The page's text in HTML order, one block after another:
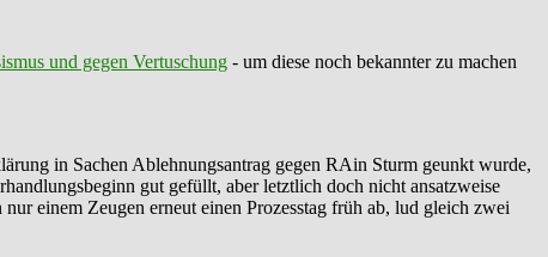
und gegen Vertuschung - um diese noch bekannter zu machen
in Sachen Ablehnungsantrag gegen RAin Sturm geunkt wurde,
gut gefüllt, aber letztlich doch nicht ansatzweise
einem Zeugen erneut einen Prozesstag früh ab, lud gleich zwei